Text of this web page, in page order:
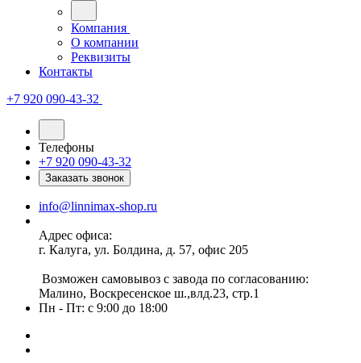
Компания
О компании
Реквизиты
Контакты
+7 920 090-43-32
Телефоны
+7 920 090-43-32
Заказать звонок
info@linnimax-shop.ru
Адрес офиса:
г. Калуга, ул. Болдина, д. 57, офис 205
Возможен самовывоз с завода по согласованию:
Малино, Воскресенское ш.,влд.23, стр.1
Пн - Пт: с 9:00 до 18:00